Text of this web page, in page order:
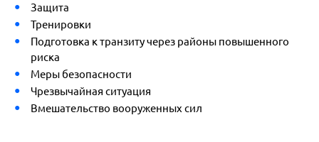
Защита
Тренировки
Подготовка к транзиту через районы повышенного
риска
Меры безопасности
Чрезвычайная ситуация
Вмешательство вооруженных сил